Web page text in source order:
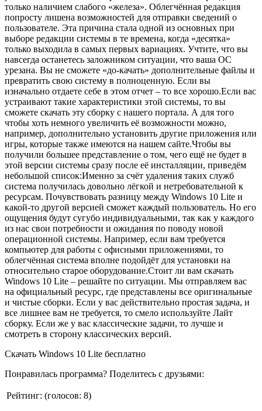
только наличием слабого «железа». Облегчённая редакция
попросту лишена возможностей для отправки сведений о
пользователе. Эта причина стала одной из основных при
выборе редакции системы в те времена, когда «десятка»
только выходила в самых первых вариациях. Учтите, что вы
навсегда останетесь заложником ситуации, что ваша ОС
урезана. Вы не сможете «до-качать» дополнительные файлы и
превратить свою систему в полноценную. Если вы
изначально отдаете себе в этом отчет – то все хорошо.Если вас
устраивают такие характеристики этой системы, то вы
сможете скачать эту сборку с нашего портала. А для того
чтобы хоть немного увеличить её возможности можно,
например, дополнительно установить другие приложения или
игры, которые также имеются на нашем сайте.Чтобы вы
получили большее представление о том, чего ещё не будет в
этой версии системы сразу после её инсталляции, приведём
небольшой список:Именно за счёт удаления таких служб
система получилась довольно лёгкой и нетребовательной к
ресурсам. Почувствовать разницу между Windows 10 Lite и
какой-то другой версией сможет каждый пользователь. Но его
ощущения будут сугубо индивидуальными, так как у каждого
из нас свои потребности и ожидания по поводу новой
операционной системы. Например, если вам требуется
компьютер для работы с офисными приложениями, то
облегчённая система вполне подойдёт для установки на
относительно старое оборудование.Стоит ли вам скачать
Windows 10 Lite – решайте по ситуации. Мы отправляем вас
на официальный ресурс, где представлены все оригинальные
и чистые сборки. Если у вас действительно простая задача, и
все лишнее вам не требуется, то смело используйте Лайт
сборку. Если же у вас классические задачи, то лучше и
смотреть в сторону классических версий.
Скачать Windows 10 Lite бесплатно
Понравилась программа? Поделитесь с друзьями:
Рейтинг: (голосов: 8)